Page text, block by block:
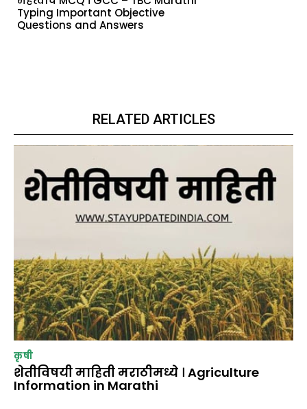
Typing Important Objective
Questions and Answers
RELATED ARTICLES
कृषी
शेतीविषयी माहिती मराठीमध्ये । Agriculture
Information in Marathi